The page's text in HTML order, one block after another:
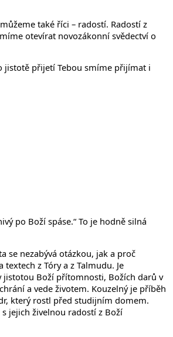
také říci – radostí. Radostí z
otevírat novozákonní svědectví o
jistotě přijetí Tebou smíme přijímat i
po Boží spáse.“ To je hodně silná
se nezabývá otázkou, jak a proč
z Tóry a z Talmudu. Je
Boží přítomnosti, Božích darů v
a vede životem. Kouzelný je příběh
který rostl před studijním domem.
jejich živelnou radostí z Boží